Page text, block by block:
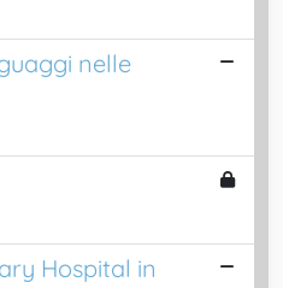
nelle
Hospital in